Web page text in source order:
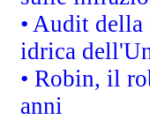
• Audit
idrica
• Robin, il
anni